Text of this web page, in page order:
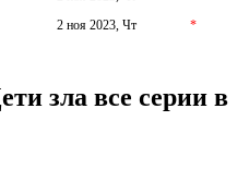
2 ноя 2023, Чт *
зла все серии в